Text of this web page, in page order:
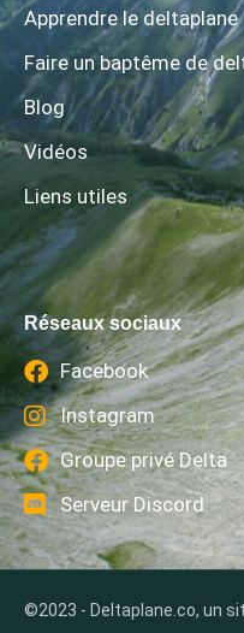
Apprendre le deltaplane
Faire un baptême de
Blog
Vidéos
Liens utiles
Réseaux sociaux
Facebook
Instagram
Groupe privé Delta
Serveur Discord
©2023 - Deltaplane.co, un